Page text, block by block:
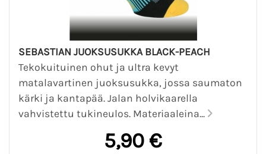
SEBASTIAN JUOKSUSUKKA BLACK-PEACH
Tekokuituinen ohut ja ultra kevyt
matalavartinen juoksusukka, jossa saumaton
kärki ja kantapää. Jalan holvikaarella
vahvistettu tukineulos. Materiaaleina...
5,90 €